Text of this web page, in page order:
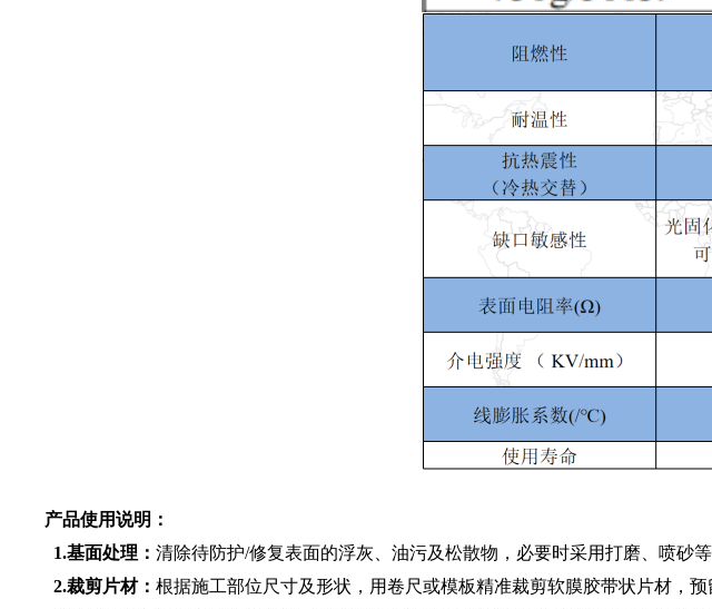
产品使用说明：
1.基面处理：清除待防护/修复表面的浮灰、油污及松散物，必要时采用打磨、喷砂
2.裁剪片材：根据施工部位尺寸及形状，用卷尺或模板精准裁剪软膜胶带状片材，预